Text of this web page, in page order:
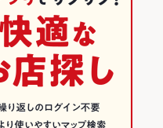
グ
ランキング